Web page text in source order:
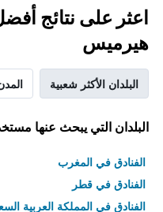
اعثر على نتائج
هيرميس
البلدان الأكثر شعبية
البلدان التي يبحث عنها
الفنادق في المغرب
الفنادق في قطر
الفنادق في المملكة العربية